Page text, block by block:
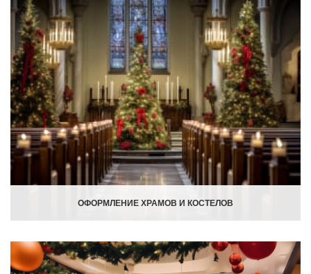
ОФОРМЛЕНИЕ ХРАМОВ И КОСТЕЛОВ